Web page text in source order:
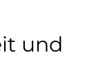
und